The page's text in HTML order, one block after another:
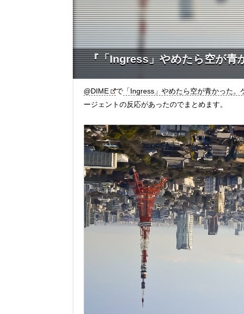
『「Ingress」やめたら空が青
@DIME で 「Ingress」やめたら空が青かった
ージェントの反応があったのでまとめます。